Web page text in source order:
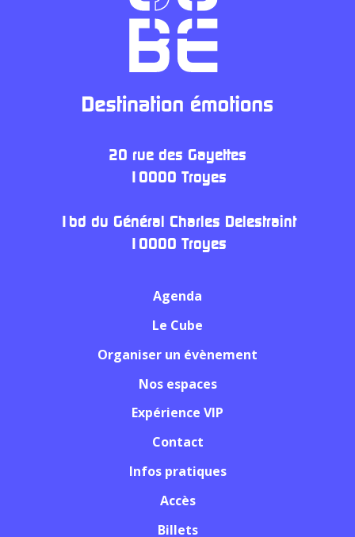
20 rue des Gayettes
10000 Troyes
1bd du Général Charles Delestraint
10000 Troyes
Agenda
Le Cube
Organiser un évènement
Nos espaces
Expérience VIP
Contact
Infos pratiques
Accès
Billets